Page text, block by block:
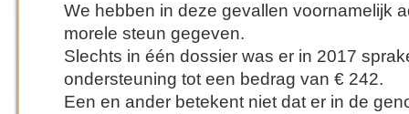
We hebben in deze gevallen voornamelijk
morele steun gegeven.
Slechts in één dossier was er in 2017
ondersteuning tot een bedrag van € 242.
Een en ander betekent niet dat er in de